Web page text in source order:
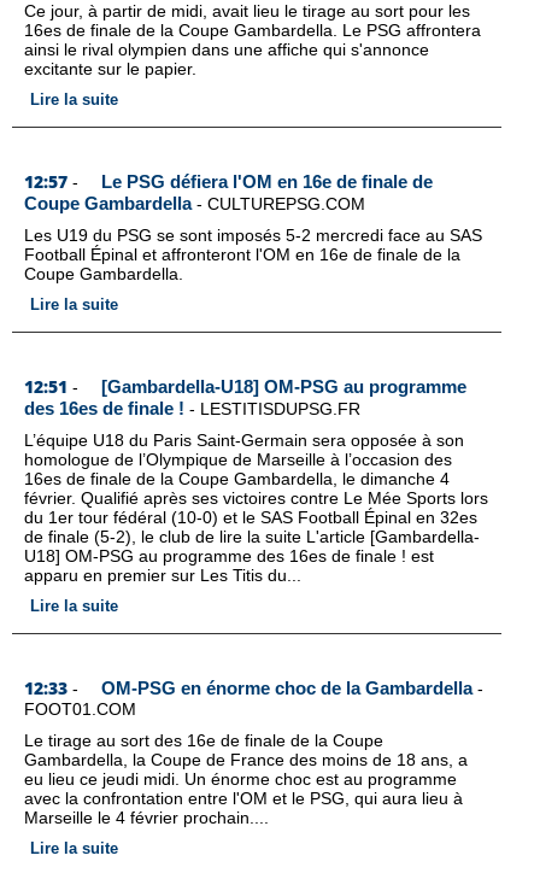
Ce jour, à partir de midi, avait lieu le tirage au sort pour les
16es de finale de la Coupe Gambardella. Le PSG affrontera
ainsi le rival olympien dans une affiche qui s'annonce
excitante sur le papier.
Lire la suite
12:57 -
Le PSG défiera l'OM en 16e de finale de
Coupe Gambardella- CULTUREPSG.COM
Les U19 du PSG se sont imposés 5-2 mercredi face au SAS
Football Épinal et affronteront l'OM en 16e de finale de la
Coupe Gambardella.
Lire la suite
12:51 -
[Gambardella-U18] OM-PSG au programme
des 16es de finale ! - LESTITISDUPSG.FR
L’équipe U18 du Paris Saint-Germain sera opposée à son
homologue de l’Olympique de Marseille à l’occasion des
16es de finale de la Coupe Gambardella, le dimanche 4
février. Qualifié après ses victoires contre Le Mée Sports lors
du 1er tour fédéral (10-0) et le SAS Football Épinal en 32es
de finale (5-2), le club de lire la suite L'article [Gambardella-
U18] OM-PSG au programme des 16es de finale ! est
apparu en premier sur Les Titis du...
Lire la suite
12:33 - OM-PSG en énorme choc de la Gambardella-
FOOT01.COM
Le tirage au sort des 16e de finale de la Coupe
Gambardella, la Coupe de France des moins de 18 ans, a
eu lieu ce jeudi midi. Un énorme choc est au programme
avec la confrontation entre l'OM et le PSG, qui aura lieu à
Marseille le 4 février prochain....
Lire la suite